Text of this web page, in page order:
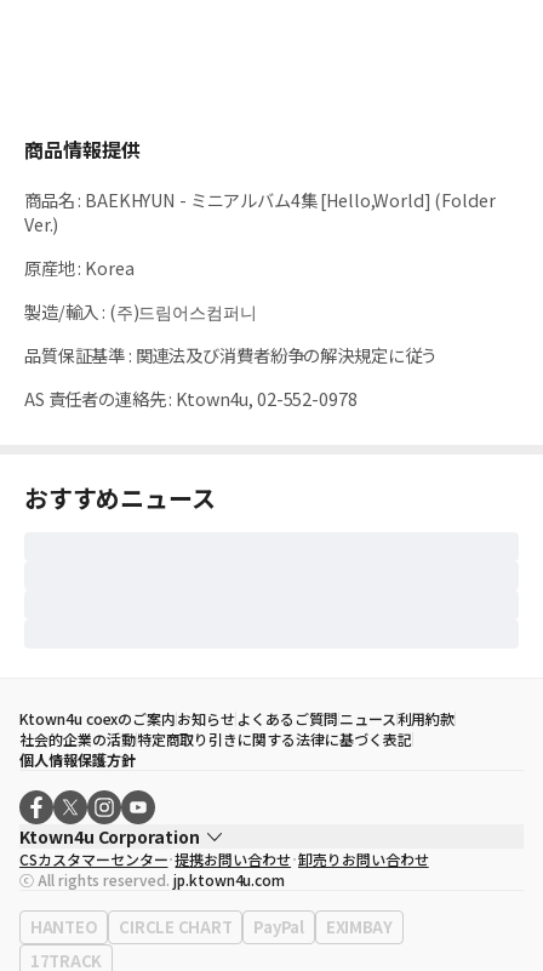
商品情報提供
商品名: BAEKHYUN - ミニアルバム4集 [Hello,World] (Folder
Ver.)
原産地: Korea
製造/輸入 : (주)드림어스컴퍼니
品質保証基準: 関連法及び消費者紛争の解決規定に従う
AS 責任者の連絡先: Ktown4u, 02-552-0978
おすすめニュース
Ktown4u coexのご案内お知らせよくあるご質問ニュース利用約款
社会的企業の活動特定商取り引きに関する法律に基づく表記
個人情報保護方針
Ktown4u Corporation
代表取締役
ソン・ヒョミン
事業者登録番号120-87-71116
eContext
0120-23-7523
事務所住所
ソウル特別市江南区永東大路513、3階(三成洞、coex)
CSカスタマーセンター 提携お問い合わせ 卸売りお問い合わせ
ⓒ All rights reserved. jp.ktown4u.com
HANTEO CIRCLE CHART PayPal
EXIMBAY
17TRACK